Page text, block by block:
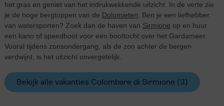
het gras en geniet van het indrukwekkende uitzicht. In de verte zie
je de hoge bergtoppen van de Dolomieten. Ben je een liefhebber
van watersporten? Zoek dan de haven van Sirmione op en huur
een kano of speedboot voor een boottocht over het Gardameer.
Vooral tijdens zonsondergang, als de zon achter de bergen
verdwijnt, is het uitzicht onvergetelijk.
Bekijk alle vakanties Colombare di Sirmione (3)